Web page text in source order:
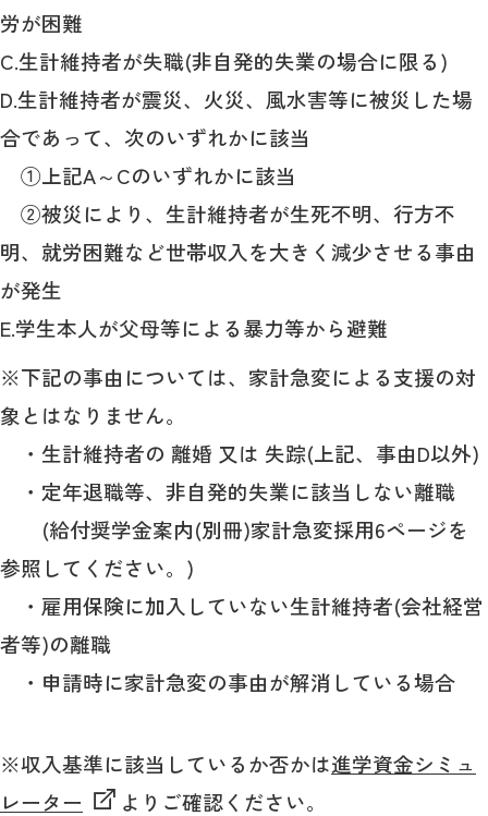
労が困難
C.生計維持者が失職(非自発的失業の場合に限る)
D.生計維持者が震災、火災、風水害等に被災した場
合であって、次のいずれかに該当
①上記A～Cのいずれかに該当
②被災により、生計維持者が生死不明、行方不
明、就労困難など世帯収入を大きく減少させる事由
が発生
E.学生本人が父母等による暴力等から避難
※下記の事由については、家計急変による支援の対
象とはなりません。
・生計維持者の 離婚 又は 失踪(上記、事由D以外)
・定年退職等、非自発的失業に該当しない離職
(給付奨学金案内(別冊)家計急変採用6ページを
参照してください。)
・雇用保険に加入していない生計維持者(会社経営
者等)の離職
・申請時に家計急変の事由が解消している場合
※収入基準に該当しているか否かは進学資金シミュ
レーター
よりご確認ください。